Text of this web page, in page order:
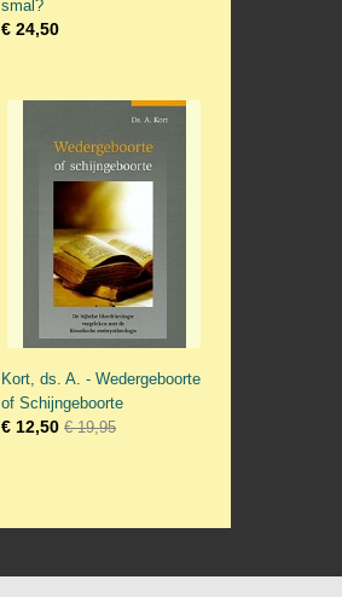
smal?
€ 24,50
Kort, ds. A. - Wedergeboorte
of Schijngeboorte
€ 12,50 € 19,95